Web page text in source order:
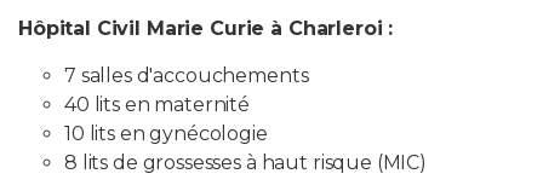
Hôpital Civil Marie Curie à Charleroi :
7 salles d'accouchements
40 lits en maternité
10 lits en gynécologie
8 lits de grossesses à haut risque (MIC)